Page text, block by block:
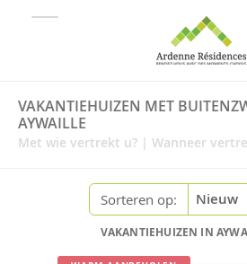
VAKANTIEHUIZEN MET
AYWAILLE
Met wie vertrekt u? | Wanneer
Sorteren op:
VAKANTIEHUIZEN IN